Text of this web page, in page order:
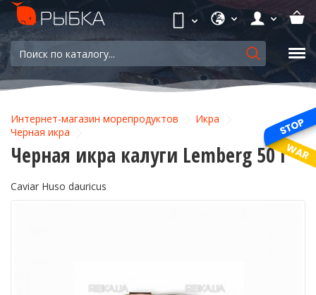
Интернет-магазин морепродуктов
Икра
Черная икра
Черная икра калуги Lemberg 50 г
Caviar Huso dauricus